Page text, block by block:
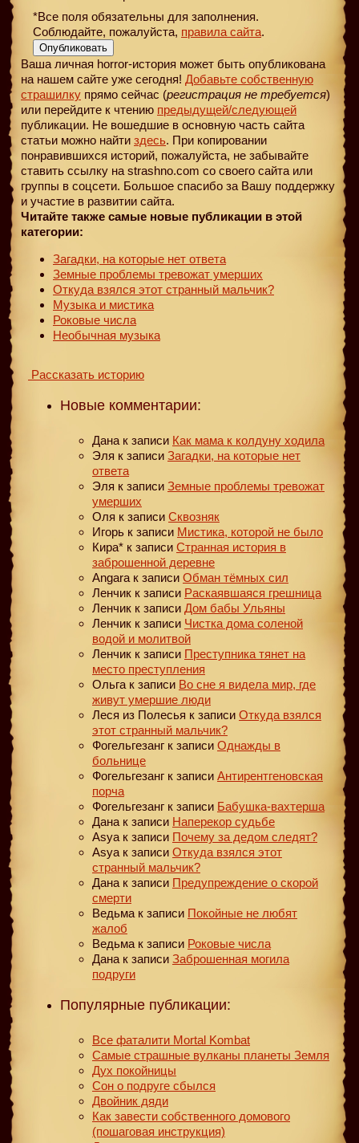
*Все поля обязательны для заполнения.
Соблюдайте, пожалуйста, правила сайта.
Опубликовать
Ваша личная horror-история может быть опубликована
на нашем сайте уже сегодня! Добавьте собственную
страшилку прямо сейчас (регистрация не требуется)
или перейдите к чтению предыдущей/следующей
публикации. Не вошедшие в основную часть сайта
статьи можно найти здесь. При копировании
понравившихся историй, пожалуйста, не забывайте
ставить ссылку на strashno.com со своего сайта или
группы в соцсети. Большое спасибо за Вашу поддержку
и участие в развитии сайта.
Читайте также самые новые публикации в этой
категории:
Загадки, на которые нет ответа
Земные проблемы тревожат умерших
Откуда взялся этот странный мальчик?
Музыка и мистика
Роковые числа
Необычная музыка
Рассказать историю
Новые комментарии:
Дана к записи Как мама к колдуну ходила
Эля к записи Загадки, на которые нет
ответа
Эля к записи Земные проблемы тревожат
умерших
Оля к записи Сквозняк
Игорь к записи Мистика, которой не было
Кира* к записи Странная история в
заброшенной деревне
Angara к записи Обман тёмных сил
Ленчик к записи Раскаявшаяся грешница
Ленчик к записи Дом бабы Ульяны
Ленчик к записи Чистка дома соленой
водой и молитвой
Ленчик к записи Преступника тянет на
место преступления
Ольга к записи Во сне я видела мир, где
живут умершие люди
Леся из Полесья к записи Откуда взялся
этот странный мальчик?
Фогельгезанг к записи Однажды в
больнице
Фогельгезанг к записи Антирентгеновская
порча
Фогельгезанг к записи Бабушка-вахтерша
Дана к записи Наперекор судьбе
Asya к записи Почему за дедом следят?
Asya к записи Откуда взялся этот
странный мальчик?
Дана к записи Предупреждение о скорой
смерти
Ведьма к записи Покойные не любят
жалоб
Ведьма к записи Роковые числа
Дана к записи Заброшенная могила
подруги
Популярные публикации:
Все фаталити Mortal Kombat
Самые страшные вулканы планеты Земля
Дух покойницы
Сон о подруге сбылся
Двойник дяди
Как завести собственного домового
(пошаговая инструкция)